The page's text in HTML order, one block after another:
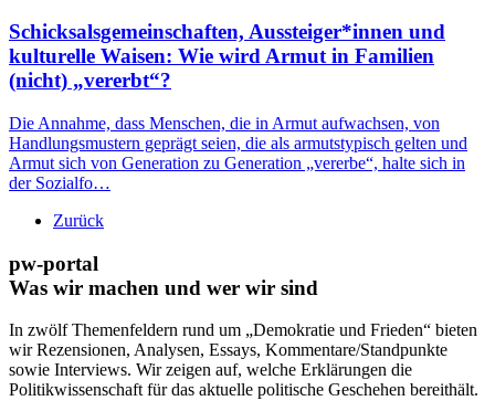
Schicksalsgemeinschaften, Aussteiger*innen und
kulturelle Waisen: Wie wird Armut in Familien
(nicht) „vererbt“?
Die Annahme, dass Menschen, die in Armut aufwachsen, von
Handlungsmustern geprägt seien, die als armutstypisch gelten und
Armut sich von Generation zu Generation „vererbe“, halte sich in
der Sozialfo…
Zurück
pw-portal
Was wir machen und wer wir sind
In zwölf Themenfeldern rund um „Demokratie und Frieden“ bieten
wir Rezensionen, Analysen, Essays, Kommentare/Standpunkte
sowie Interviews. Wir zeigen auf, welche Erklärungen die
Politikwissenschaft für das aktuelle politische Geschehen bereithält.